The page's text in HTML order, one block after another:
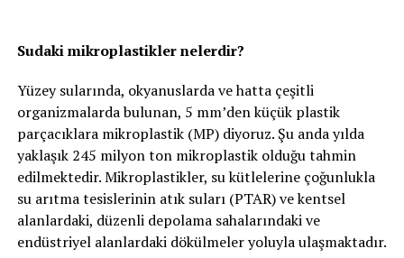
Sudaki mikroplastikler nelerdir?
Yüzey sularında, okyanuslarda ve hatta çeşitli
organizmalarda bulunan, 5 mm’den küçük plastik
parçacıklara mikroplastik (MP) diyoruz. Şu anda yılda
yaklaşık 245 milyon ton mikroplastik olduğu tahmin
edilmektedir. Mikroplastikler, su kütlelerine çoğunlukla
su arıtma tesislerinin atık suları (PTAR) ve kentsel
alanlardaki, düzenli depolama sahalarındaki ve
endüstriyel alanlardaki dökülmeler yoluyla ulaşmaktadır.